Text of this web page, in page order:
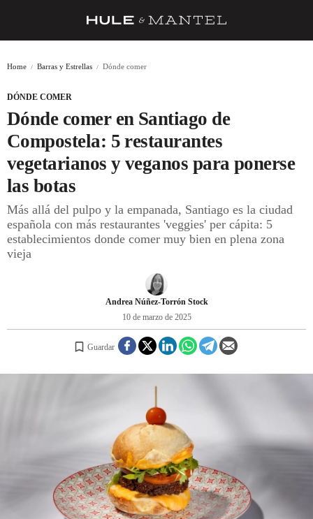
BARRAS Y ESTRELLAS
DÓNDE COMER
ÍDOLOS DE MESAS
CUADERNO DE VIAJE
TRADICIÓN
REGISTRO
Home Barras y Estrellas Dónde comer
DÓNDE COMER
Dónde comer en Santiago de
Compostela: 5 restaurantes
vegetarianos y veganos para ponerse
las botas
Más allá del pulpo y la empanada, Santiago es la ciudad
española con más restaurantes 'veggies' per cápita: 5
establecimientos donde comer muy bien en plena zona
vieja
Andrea Núñez-Torrón Stock
10 de marzo de 2025
Guardar